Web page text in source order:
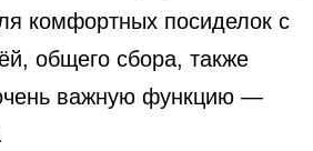
комфортных посиделок с
общего сбора, также
важную функцию —